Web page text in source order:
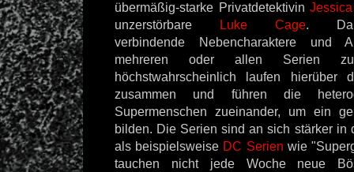
übermäßig-starke Privatdetektivin
unzerstörbare
Luke Cage.
verbindende Nebencharaktere und
mehreren oder allen Serien
höchstwahrscheinlich laufen hierüber
zusammen und führen die
Supermenschen zueinander, um ein
bilden. Die Serien sind an sich stärker in
als beispielsweise DC Serien wie
tauchen nicht jede Woche neue